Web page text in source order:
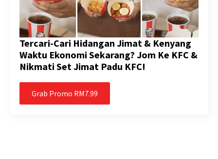
Tercari-Cari Hidangan Jimat & Kenyang
Waktu Ekonomi Sekarang? Jom Ke KFC &
Nikmati Set Jimat Padu KFC!
Grab Promo RM7.99